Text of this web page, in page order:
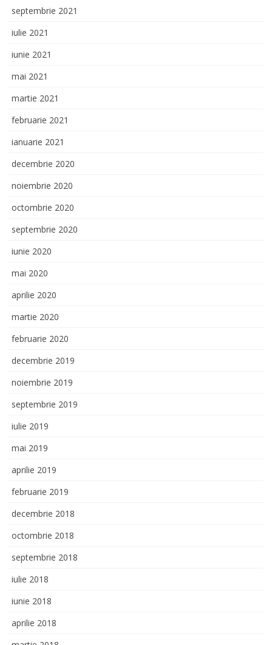
septembrie 2021
iulie 2021
iunie 2021
mai 2021
martie 2021
februarie 2021
ianuarie 2021
decembrie 2020
noiembrie 2020
octombrie 2020
septembrie 2020
iunie 2020
mai 2020
aprilie 2020
martie 2020
februarie 2020
decembrie 2019
noiembrie 2019
septembrie 2019
iulie 2019
mai 2019
aprilie 2019
februarie 2019
decembrie 2018
octombrie 2018
septembrie 2018
iulie 2018
iunie 2018
aprilie 2018